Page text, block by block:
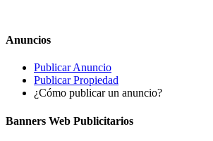
Anuncios
Publicar Anuncio
Publicar Propiedad
¿Cómo publicar un anuncio?
Banners Web Publicitarios